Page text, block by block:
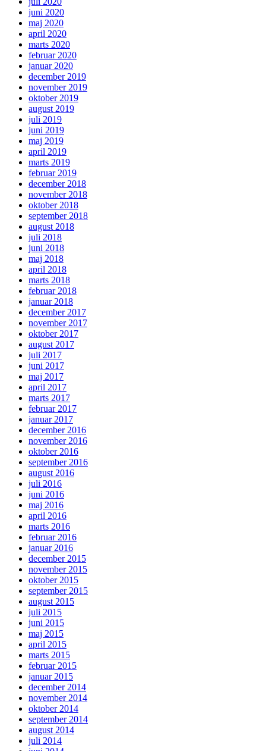
juni 2020
maj 2020
april 2020
marts 2020
februar 2020
januar 2020
december 2019
november 2019
oktober 2019
august 2019
juli 2019
juni 2019
maj 2019
april 2019
marts 2019
februar 2019
december 2018
november 2018
oktober 2018
september 2018
august 2018
juli 2018
juni 2018
maj 2018
april 2018
marts 2018
februar 2018
januar 2018
december 2017
november 2017
oktober 2017
august 2017
juli 2017
juni 2017
maj 2017
april 2017
marts 2017
februar 2017
januar 2017
december 2016
november 2016
oktober 2016
september 2016
august 2016
juli 2016
juni 2016
maj 2016
april 2016
marts 2016
februar 2016
januar 2016
december 2015
november 2015
oktober 2015
september 2015
august 2015
juli 2015
juni 2015
maj 2015
april 2015
marts 2015
februar 2015
januar 2015
december 2014
november 2014
oktober 2014
september 2014
august 2014
juli 2014